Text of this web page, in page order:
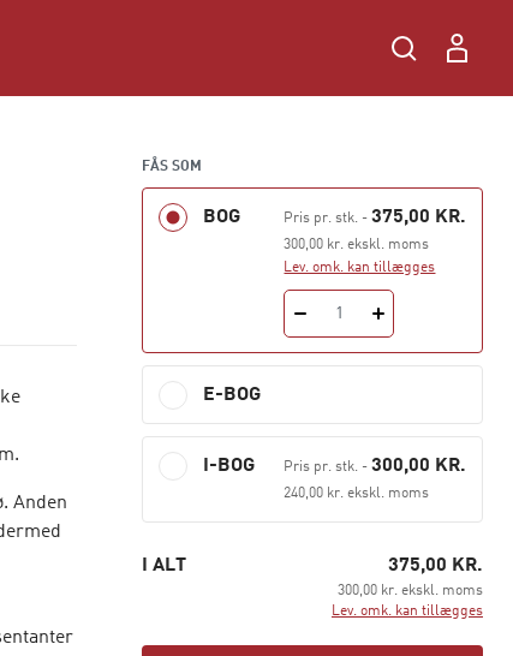
Anden
FÅS SOM
BOG Pris pr. stk. -375,00 KR.
300,00 kr. ekskl. moms
Lev. omk. kan tillægges
1
E-BOG
I-BOG Pris pr. stk. -300,00 KR.
240,00 kr. ekskl. moms
I ALT 375,00 KR.
300,00 kr. ekskl. moms
Lev. omk. kan tillægges